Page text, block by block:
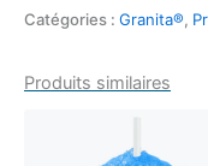
Catégories : Granita®,
Produits similaires